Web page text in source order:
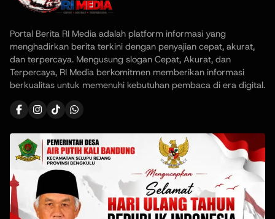
Portal Berita RI Media adalah platform informasi yang
menghadirkan berita terkini dengan penyajian cepat, akurat,
dan terpercaya. Mengusung slogan Cepat, Akurat, dan
Terpercaya, RI Media berkomitmen memberikan informasi
berkualitas untuk memenuhi kebutuhan pembaca di era digital.